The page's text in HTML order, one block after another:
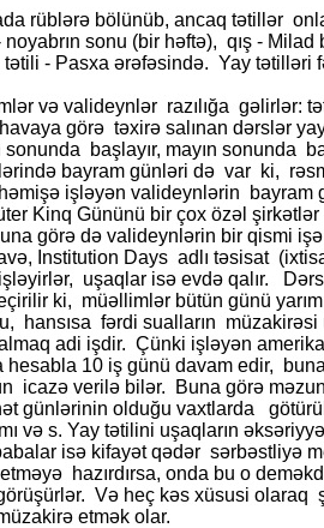
rüblərə bölünüb, ancaq tətillər
sonu (bir həftə), qış -
- Pasxa ərəfəsində. Yay tətilləri
və valideynlər razılığa gəlirlər:
görə təxirə salınan dərslər
başlayır, mayın sonunda
bayram günləri də var ki,
işləyən valideynlərin bayram
Kinq Gününü bir çox özəl
görə də valideynlərin bir qismi
Institution Days adlı təsisat
uşaqlar isə evdə qalır.
ki, müəllimlər bütün günü
hansısa fərdi sualların müzakirəsi
adi işdir. Çünki işləyən
hesabla 10 iş günü davam edir,
icazə verilə bilər. Buna görə
günlərinin olduğu vaxtlarda
və s. Yay tətilini uşaqların
isə kifayət qədər sərbəstliyə
hazırdırsa, onda bu o
Və heç kəs xüsusi olaraq
etmək olar.